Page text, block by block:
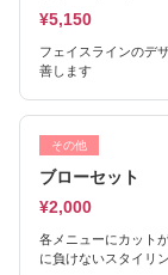
¥5,150
フェイスラインのデ
善します
その他
ブローセット
¥2,000
各メニューにカット
に負けないスタイリ